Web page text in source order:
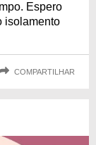
Espero
isolamento
COMPARTILHAR